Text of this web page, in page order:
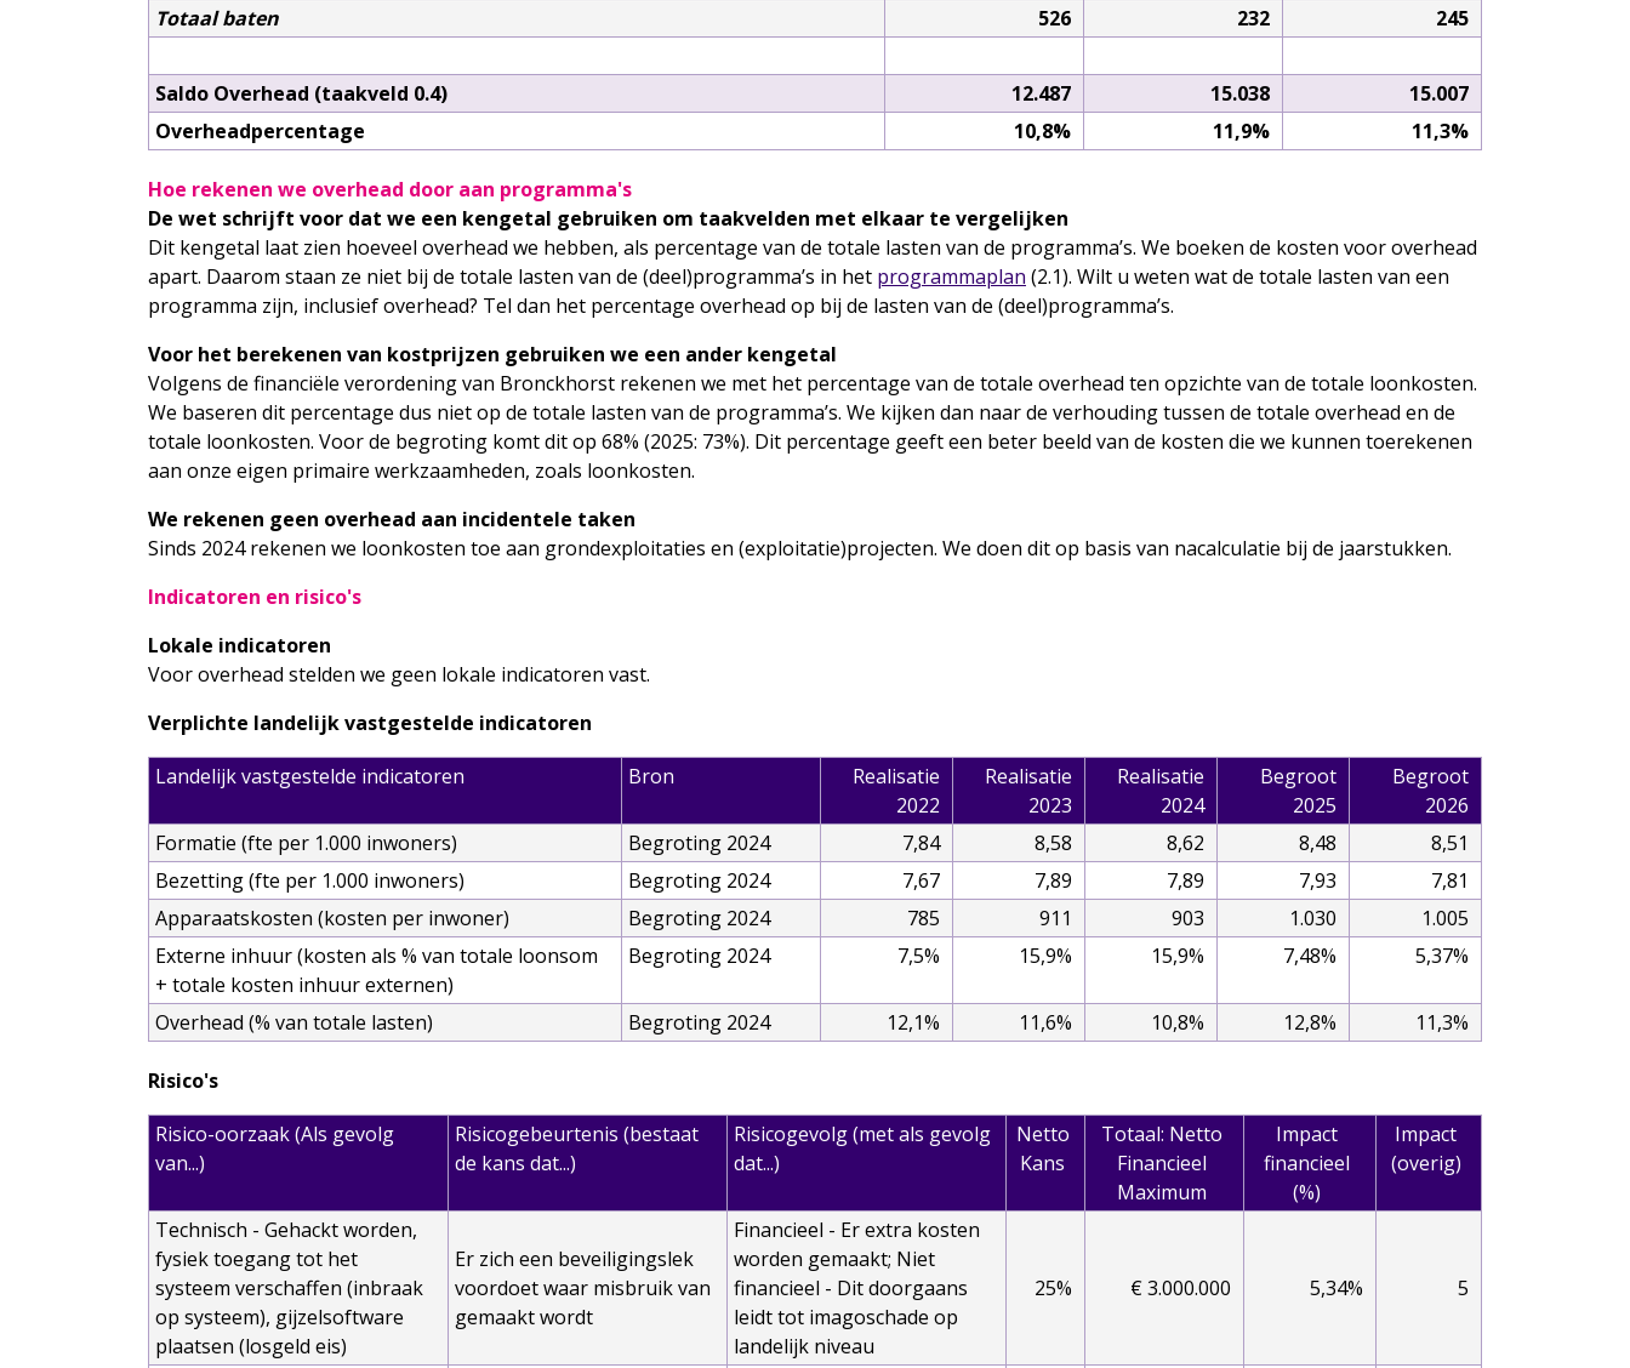
Totaal baten
526 232 245
Saldo Overhead (taakveld 0.4) 12.487 15.038
15.007
Overheadpercentage
10,8% 11,9% 11,3%
Hoe rekenen we overhead door aan programma's
De wet schrijft voor dat we een kengetal gebruiken om taakvelden met elkaar te vergelijken
Dit kengetal laat zien hoeveel overhead we hebben, als percentage van de totale lasten van de programma’s. We boeken de kosten voor overhead
apart. Daarom staan ze niet bij de totale lasten van de (deel)programma’s in het programmaplan (2.1). Wilt u weten wat de totale lasten van een
programma zijn, inclusief overhead? Tel dan het percentage overhead op bij de lasten van de (deel)programma’s.
Voor het berekenen van kostprijzen gebruiken we een ander kengetal
Volgens de financiële verordening van Bronckhorst rekenen we met het percentage van de totale overhead ten opzichte van de totale loonkosten.
We baseren dit percentage dus niet op de totale lasten van de programma’s. We kijken dan naar de verhouding tussen de totale overhead en de
totale loonkosten. Voor de begroting komt dit op 68% (2025: 73%). Dit percentage geeft een beter beeld van de kosten die we kunnen toerekenen
aan onze eigen primaire werkzaamheden, zoals loonkosten.
We rekenen geen overhead aan incidentele taken
Sinds 2024 rekenen we loonkosten toe aan grondexploitaties en (exploitatie)projecten. We doen dit op basis van nacalculatie bij de jaarstukken.
Indicatoren en risico's
Lokale indicatoren
Voor overhead stelden we geen lokale indicatoren vast.
Verplichte landelijk vastgestelde indicatoren
Landelijk vastgestelde indicatoren
Bron
Realisatie
2022
Realisatie
2023
Realisatie
2024
Begroot
2025
Begroot
2026
Formatie (fte per 1.000 inwoners)
Begroting 2024 7,84 8,58 8,62 8,48
8,51
Bezetting (fte per 1.000 inwoners)
Begroting 2024 7,67 7,89 7,89 7,93
7,81
Apparaatskosten (kosten per inwoner)
Begroting 2024 785 911 903 1.030
1.005
Externe inhuur (kosten als % van totale loonsom
+ totale kosten inhuur externen)
Begroting 2024 7,5% 15,9% 15,9% 7,48% 5,37%
Overhead (% van totale lasten) Begroting 2024 12,1% 11,6% 10,8% 12,8% 11,3%
Risico's
Risico-oorzaak (Als gevolg
van...)
Risicogebeurtenis (bestaat
de kans dat...)
Risicogevolg (met als gevolg
dat...)
Netto
Kans
Totaal: Netto
Financieel
Maximum
Impact
financieel
(%)
Impact
(overig)
Technisch - Gehackt worden,
fysiek toegang tot het
systeem verschaffen (inbraak
op systeem), gijzelsoftware
plaatsen (losgeld eis)
Er zich een beveiligingslek
voordoet waar misbruik van
gemaakt wordt
Financieel - Er extra kosten
worden gemaakt; Niet
financieel - Dit doorgaans
leidt tot imagoschade op
landelijk niveau
25% € 3.000.000 5,34% 5